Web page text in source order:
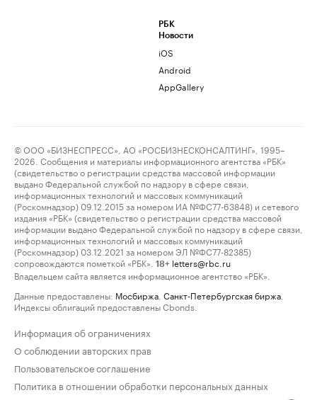
РБК
Новости
iOS
Android
AppGallery
© ООО «БИЗНЕСПРЕСС», АО «РОСБИЗНЕСКОНСАЛТИНГ», 1995–
2026. Сообщения и материалы информационного агентства «РБК»
(свидетельство о регистрации средства массовой информации
выдано Федеральной службой по надзору в сфере связи,
информационных технологий и массовых коммуникаций
(Роскомнадзор) 09.12.2015 за номером ИА №ФС77-63848) и сетевого
издания «РБК» (свидетельство о регистрации средства массовой
информации выдано Федеральной службой по надзору в сфере связи,
информационных технологий и массовых коммуникаций
(Роскомнадзор) 03.12.2021 за номером ЭЛ №ФС77-82385)
сопровождаются пометкой «РБК».
18+ letters@rbc.ru
Владельцем сайта является информационное агентство «РБК».
Данные предоставлены: Мосбиржа Санкт-Петербургская биржа
Индексы облигаций предоставлены Cbonds.
Информация об ограничениях
О соблюдении авторских прав
Пользовательское соглашение
Политика в отношении обработки персональных данных